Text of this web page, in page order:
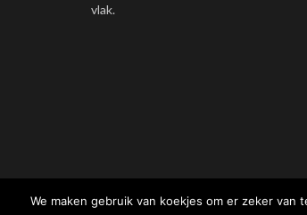
vlak.
We maken gebruik van koekjes om er zeker